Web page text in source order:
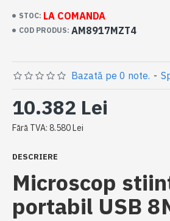
STOC: LA COMANDA
COD PRODUS: AM8917MZT4
Bazată pe 0 note. -
10.382 Lei
Fără TVA: 8.580 Lei
DESCRIERE
Microscop
portabil USB